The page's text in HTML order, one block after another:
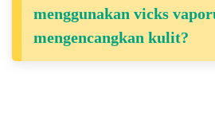
menggunakan vicks
mengencangkan kulit?